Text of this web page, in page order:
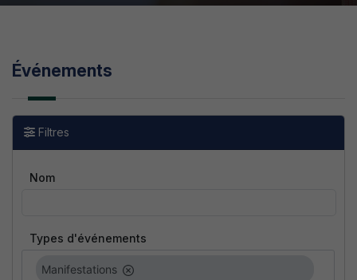
Événements
Filtres
Nom
Types d'événements
Manifestations